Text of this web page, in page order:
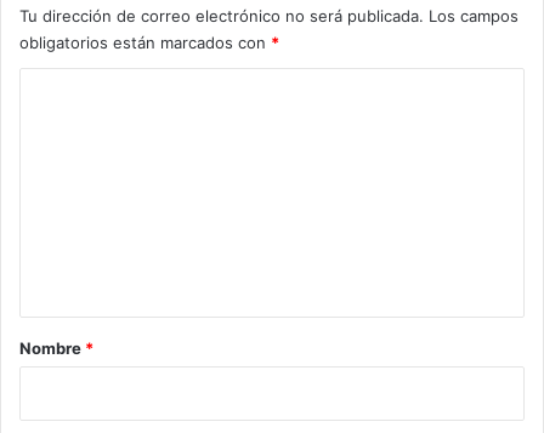
Tu dirección de correo electrónico no será publicada. Los campos
obligatorios están marcados con *
rNombre *